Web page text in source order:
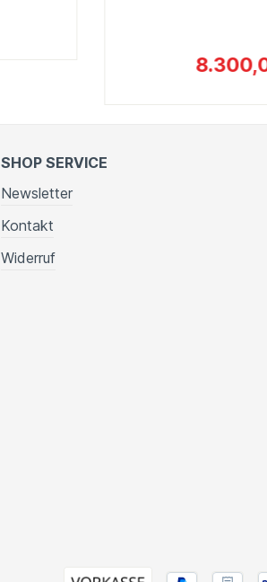
SHOP SERVICE
Newsletter
Kontakt
Widerruf